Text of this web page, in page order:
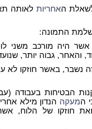
האחריותלאותה
היה מורכב משני
והאחר, גבוה יותר,
נשבר, באשר חוזקו לא
המעקה הנדון מילא
חוזקו של הלוח,